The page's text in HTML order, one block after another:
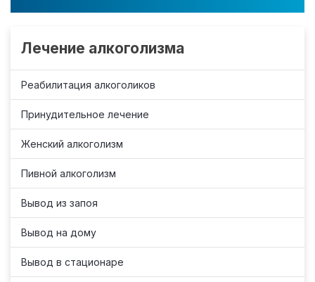
Лечение алкоголизма
Реабилитация алкоголиков
Принудительное лечение
Женский алкоголизм
Пивной алкоголизм
Вывод из запоя
Вывод на дому
Вывод в стационаре